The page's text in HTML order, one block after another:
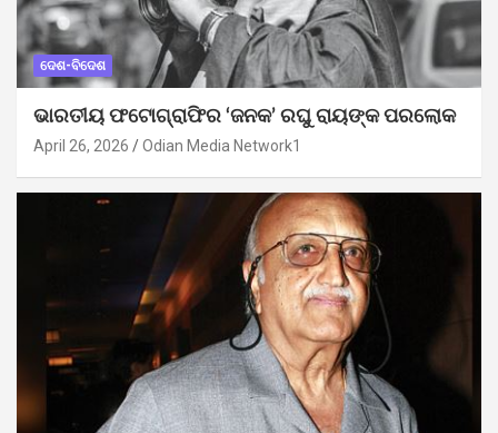
ଦେଶ-ବିଦେଶ
ଭାରତୀୟ ଫଟୋଗ୍ରାଫିର ‘ଜନକ’ ରଘୁ ରାୟଙ୍କ ପରଲୋକ
April 26, 2026 Odian Media Network1